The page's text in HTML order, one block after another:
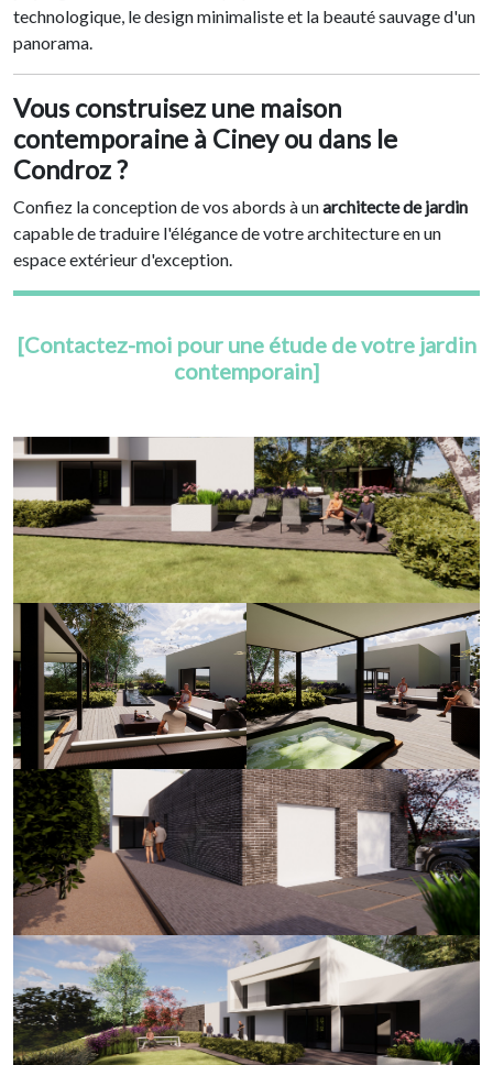
technologique, le design minimaliste et la beauté sauvage d'un
panorama.
Vous construisez une maison
contemporaine à Ciney ou dans le
Condroz ?
Confiez la conception de vos abords à unarchitecte de jardin
capable de traduire l'élégance de votre architecture en un
espace extérieur d'exception.
[Contactez-moi pour une étude de votre jardin
contemporain]